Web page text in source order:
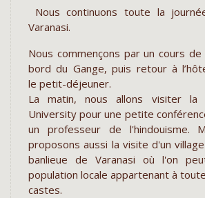
Nous continuons toute la
Varanasi.
Nous commençons par un cours
bord du Gange, puis retour à
le petit-déjeuner.
La matin, nous allons visiter la
University pour une petite
un professeur de l'hindouisme.
proposons aussi la visite d'un
banlieue de Varanasi où l'on
population locale appartenant à
castes.